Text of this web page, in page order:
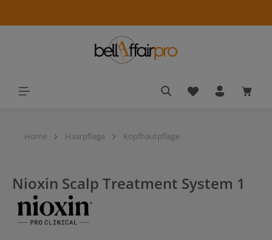
Du hast 0
Home Haarpflege Kopfhautpflege
Nioxin Scalp Treatment System 1